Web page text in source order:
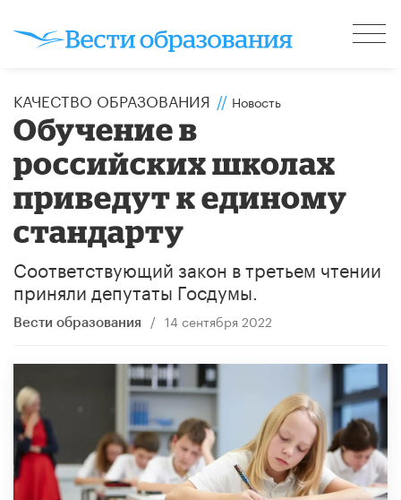
КАЧЕСТВО ОБРАЗОВАНИЯ // Новость
Обучение в
российских школах
приведут к единому
стандарту
Соответствующий закон в третьем чтении
приняли депутаты Госдумы.
Вести образования / 14 сентября 2022